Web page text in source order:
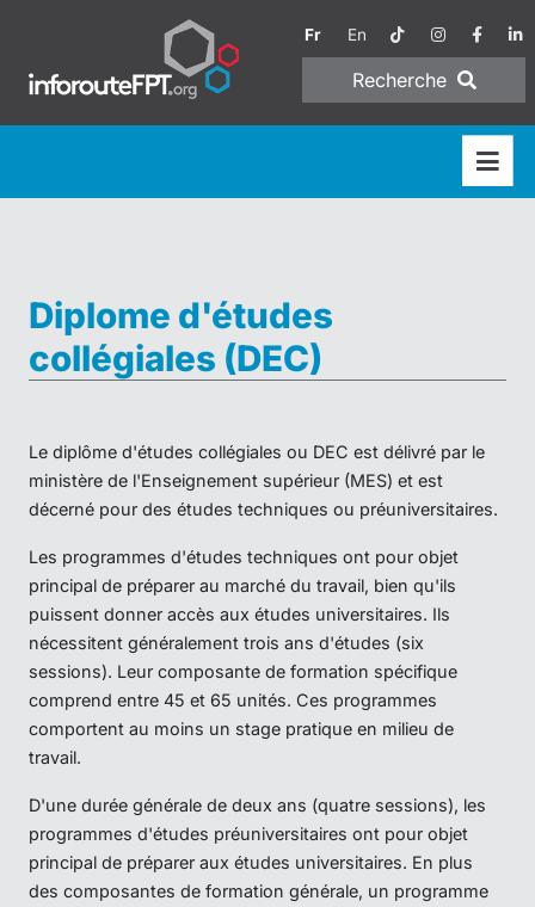
Fr En
Recherche
Diplome d'études
collégiales (DEC)
Le diplôme d'études collégiales ou DEC est délivré par le
ministère de l'Enseignement supérieur (MES) et est
décerné pour des études techniques ou préuniversitaires.
Les programmes d'études techniques ont pour objet
principal de préparer au marché du travail, bien qu'ils
puissent donner accès aux études universitaires. Ils
nécessitent généralement trois ans d'études (six
sessions). Leur composante de formation spécifique
comprend entre 45 et 65 unités. Ces programmes
comportent au moins un stage pratique en milieu de
travail.
D'une durée générale de deux ans (quatre sessions), les
programmes d'études préuniversitaires ont pour objet
principal de préparer aux études universitaires. En plus
des composantes de formation générale, un programme